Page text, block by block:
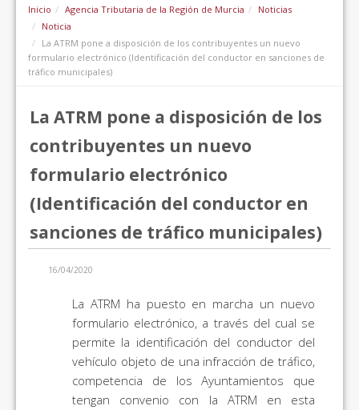
Inicio Agencia Tributaria de la Región de Murcia
Noticias
Noticia
La ATRM pone a disposición de los contribuyentes un nuevo
formulario electrónico (Identificación del conductor en sanciones de
tráfico municipales)
La ATRM pone a disposición de los
contribuyentes un nuevo
formulario electrónico
(Identificación del conductor en
sanciones de tráfico municipales)
16/04/2020
La ATRM ha puesto en marcha un nuevo
formulario electrónico, a través del cual se
permite la identificación del conductor del
vehículo objeto de una infracción de tráfico,
competencia de los Ayuntamientos que
tengan convenio con la ATRM en esta